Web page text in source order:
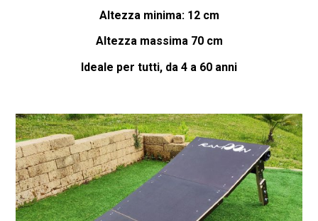
Altezza minima: 12 cm
Altezza massima 70 cm
Ideale per tutti, da 4 a 60 anni